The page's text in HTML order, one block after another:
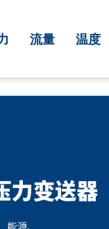
流量 温度